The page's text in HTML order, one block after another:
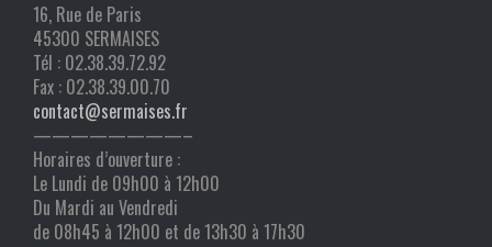
16, Rue de Paris
45300 SERMAISES
Tél : 02.38.39.72.92
Fax : 02.38.39.00.70
contact@sermaises.fr
————————–
Horaires d’ouverture :
Le Lundi de 09h00 à 12h00
Du Mardi au Vendredi
de 08h45 à 12h00 et de 13h30 à 17h30